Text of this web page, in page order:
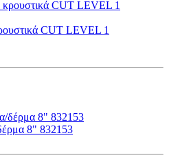
CUT LEVEL 1
8" 832153